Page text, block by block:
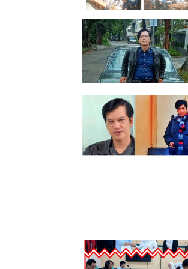
Lewat Green Impact